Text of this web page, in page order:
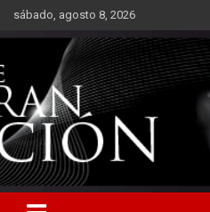
Saltarsábado, agosto 8, 2026